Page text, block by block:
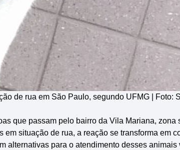
de rua em São Paulo, segundo UFMG | Foto:
que passam pelo bairro da Vila Mariana,
situação de rua, a reação se transforma em
alternativas para o atendimento desses animais